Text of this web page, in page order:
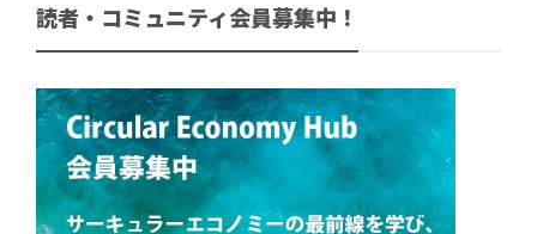
読者・コミュニティ会員募集中！